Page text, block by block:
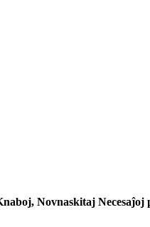
Novnaskitaj Necesaĵoj